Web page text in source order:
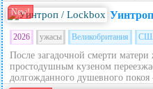
New! Уинтроп
2026 ужасы Великобритания
После загадочной смерти
простодушным кузеном
долгожданного душевного покоя